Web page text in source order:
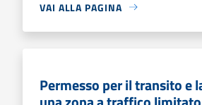
VAI ALLA PAGINA
Permesso per il transito e